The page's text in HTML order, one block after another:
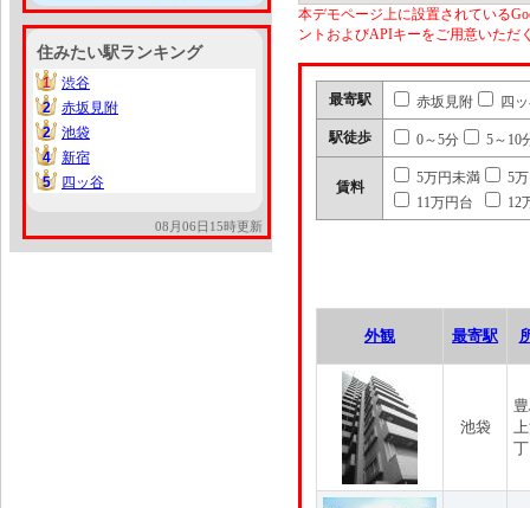
住みたい駅ランキング
1
1
渋谷
2
2
赤坂見附
2
2
池袋
4
4
新宿
5
5 四ッ谷
08月06日15時更新
本デモページ上に設置されている
ントおよびAPIキーをご用意いただ
最寄駅 赤坂見附 四
駅徒歩 0～5分 5～10
賃料
5万円未満
5
11万円台
12
外観 最寄駅
池袋